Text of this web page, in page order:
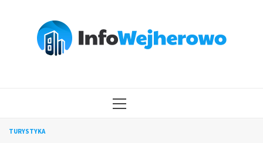
MENU
TURYSTYKA